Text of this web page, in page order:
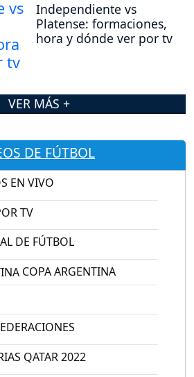
Independiente vs
Platense: formaciones,
hora y dónde ver por tv
VER MÁS +
DE FÚTBOL
EN VIVO
TV
DE FÚTBOL
COPA ARGENTINA
QATAR 2022